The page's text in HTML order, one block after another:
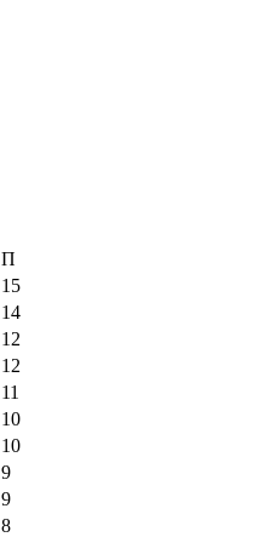
П
15
14
12
12
11
10
10
9
9
8